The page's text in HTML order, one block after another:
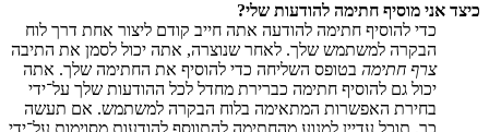
כיצד אני מוסיף חתימה להודעות שלי?
כדי להוסיף חתימה להודעה אתה חייב קודם ליצור אחת דרך לוח
הבקרה למשתמש שלך. לאחר שנוצרה, אתה יכול לסמן את התיבה
צרף חתימה בטופס השליחה כדי להוסיף את החתימה שלך. אתה
יכול גם להוסיף חתימה כברירת מחדל לכל ההודעות שלך על־ידי
בחירת האפשרות המתאימה בלוח הבקרה למשתמש. אם תעשה